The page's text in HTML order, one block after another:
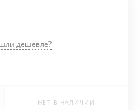
дешевле?
НЕТ В НАЛИЧИИ